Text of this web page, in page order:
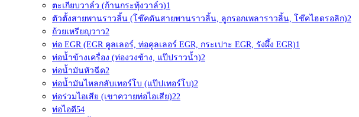
ตะเกียบวาล์ว (ก้านกระทุ้งวาล์ว)1
ตัวตั้งสายพานราวลิ้น (โช๊คดันสายพานราวลิ้น, ลูกรอกเพลาราวลิ้น, โช๊คไฮดรอลิก)2
ถ้วยเหรียญวาว2
ท่อ EGR (EGR คูลเลอร์, ท่อคูลเลอร์ EGR, กระเปาะ EGR, รังผึ้ง EGR)1
ท่อน้ำข้างเครื่อง (ท่องวงช้าง, แป๊ปราวน้ำ)2
ท่อน้ำมันหัวฉีด2
ท่อน้ำมันไหลกลับเทอร์โบ (แป๊ปเทอร์โบ)2
ท่อร่วมไอเสีย (เขาควายท่อไอเสีย)22
ท่อไอดี54